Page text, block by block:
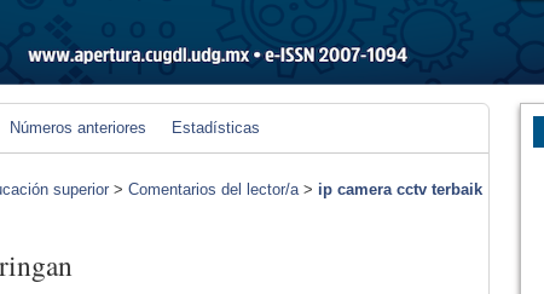
Números anteriores Estadísticas
superior > Comentarios del lector/a> ip camera cctv terbaik